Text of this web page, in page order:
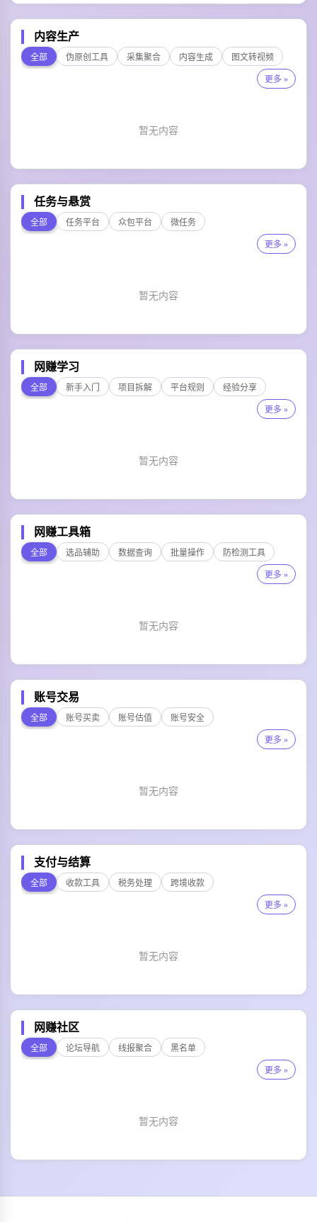
内容生产
全部 伪原创工具 采集聚合 内容生成 图文转视频
更多 »
暂无内容
任务与悬赏
全部 任务平台 众包平台 微任务
更多 »
暂无内容
网赚学习
全部 新手入门 项目拆解 平台规则 经验分享
更多 »
暂无内容
网赚工具箱
全部 选品辅助 数据查询 批量操作 防检测工具
更多 »
暂无内容
账号交易
全部 账号买卖 账号估值 账号安全
更多 »
暂无内容
支付与结算
全部 收款工具 税务处理 跨境收款
更多 »
暂无内容
网赚社区
全部 论坛导航 线报聚合 黑名单
更多 »
暂无内容